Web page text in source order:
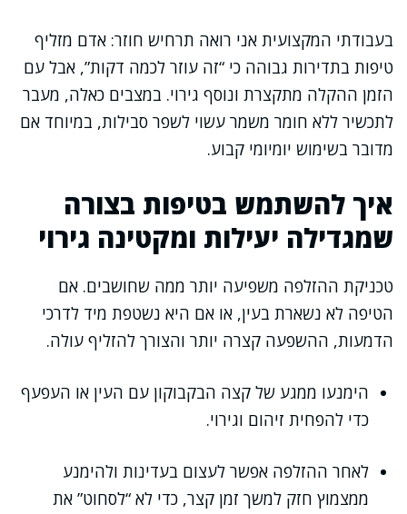
בעבודתי המקצועית אני רואה תרחיש חוזר: אדם מזליף
טיפות בתדירות גבוהה כי “זה עוזר לכמה דקות”, אבל עם
הזמן ההקלה מתקצרת ונוסף גירוי. במצבים כאלה, מעבר
לתכשיר ללא חומר משמר עשוי לשפר סבילות, במיוחד אם
מדובר בשימוש יומיומי קבוע.
איך להשתמש בטיפות בצורה
שמגדילה יעילות ומקטינה גירוי
טכניקת ההזלפה משפיעה יותר ממה שחושבים. אם
הטיפה לא נשארת בעין, או אם היא נשטפת מיד לדרכי
הדמעות, ההשפעה קצרה יותר והצורך להזליף עולה.
הימנעו ממגע של קצה הבקבוקון עם העין או העפעף
כדי להפחית זיהום וגירוי.
לאחר ההזלפה אפשר לעצום בעדינות ולהימנע
ממצמוץ חזק למשך זמן קצר, כדי לא “לסחוט” את